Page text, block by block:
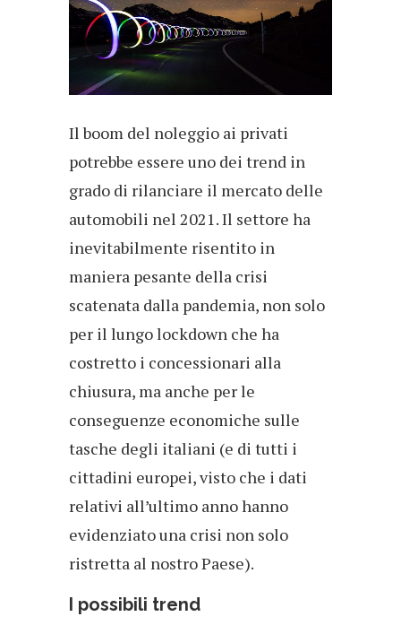
Il boom del noleggio ai privati
potrebbe essere uno dei trend in
grado di rilanciare il mercato delle
automobili nel 2021. Il settore ha
inevitabilmente risentito in
maniera pesante della crisi
scatenata dalla pandemia, non solo
per il lungo lockdown che ha
costretto i concessionari alla
chiusura, ma anche per le
conseguenze economiche sulle
tasche degli italiani (e di tutti i
cittadini europei, visto che i dati
relativi all’ultimo anno hanno
evidenziato una crisi non solo
ristretta al nostro Paese).
I possibili trend